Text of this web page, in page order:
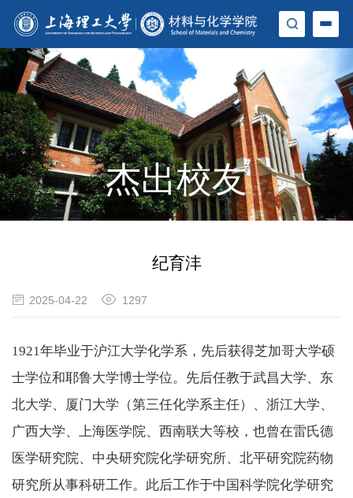
杰出校友
纪育沣
2025-04-22 1297
1921年毕业于沪江大学化学系，先后获得芝加哥大学硕
士学位和耶鲁大学博士学位。先后任教于武昌大学、东
北大学、厦门大学（第三任化学系主任）、浙江大学、
广西大学、上海医学院、西南联大等校，也曾在雷氏德
医学研究院、中央研究院化学研究所、北平研究院药物
研究所从事科研工作。此后工作于中国科学院化学研究